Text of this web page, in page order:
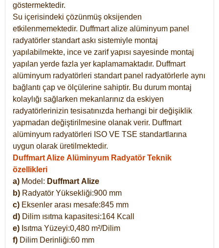
göstermektedir.
Su içerisindeki çözünmüş oksijenden
etkilenmemektedir. Duffmart alize alüminyum panel
radyatörler standart askı sistemiyle montaj
yapılabilmekte, ince ve zarif yapısı sayesinde montaj
yapılan yerde fazla yer kaplamamaktadır. Duffmart
alüminyum radyatörleri standart panel radyatörlerle aynı
bağlantı çap ve ölçülerine sahiptir. Bu durum montaj
kolaylığı sağlarken mekanlarınız da eskiyen
radyatörlerinizin tesisatınızda herhangi bir değişiklik
yapmadan değiştirilmesine olanak verir. Duffmart
alüminyum radyatörleri ISO VE TSE standartlarına
uygun olarak üretilmektedir.
Duffmart Alize Alüminyum Radyatör Teknik
özellikleri
a) Model: Duffmart Alize
b) Radyatör Yüksekliği:900 mm
c) Eksenler arası mesafe:845 mm
d) Dilim ısıtma kapasitesi:164 Kcall
e) Isıtma Yüzeyi:0,480 m²/Dilim
f) Dilim Derinliği:60 mm